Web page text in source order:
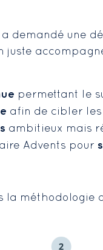
demandé une
juste
permettant le
afin de cibler
ambitieux mais
Advents pour
la méthodologie